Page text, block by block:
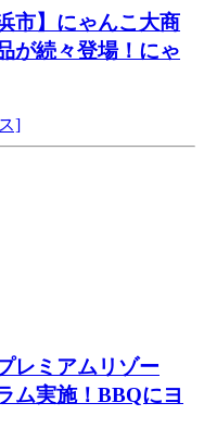
市】にゃんこ大商
が続々登場！にゃ
]
レミアムリゾー
ム実施！BBQにヨ